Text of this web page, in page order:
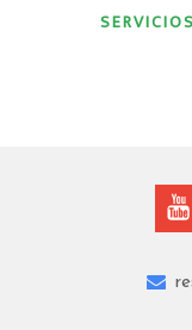
SERVICIOS